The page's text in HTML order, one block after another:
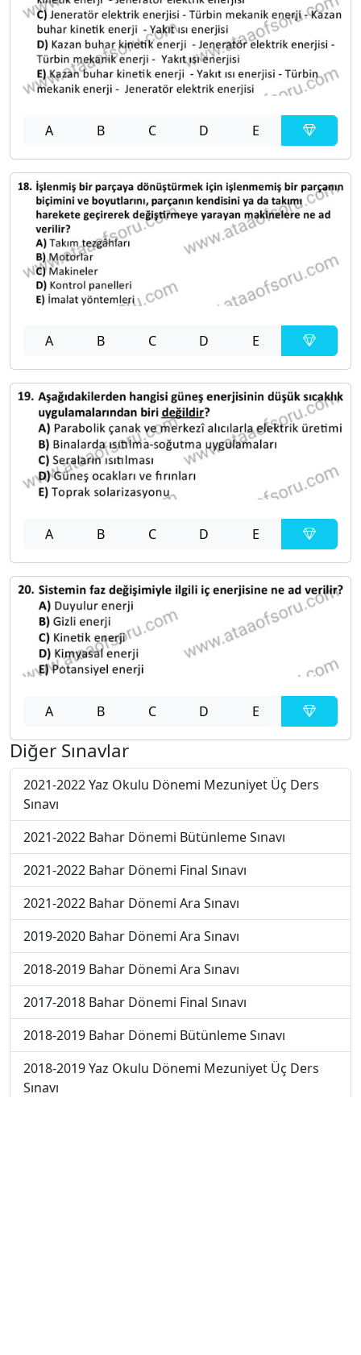
A B C D E
A B C D E
A B C D E
A B C D E
Diğer Sınavlar
2021-2022 Yaz Okulu Dönemi Mezuniyet Üç Ders
Sınavı
2021-2022 Bahar Dönemi Bütünleme Sınavı
2021-2022 Bahar Dönemi Final Sınavı
2021-2022 Bahar Dönemi Ara Sınavı
2019-2020 Bahar Dönemi Ara Sınavı
2018-2019 Bahar Dönemi Ara Sınavı
2017-2018 Bahar Dönemi Final Sınavı
2018-2019 Bahar Dönemi Bütünleme Sınavı
2018-2019 Yaz Okulu Dönemi Mezuniyet Üç Ders
Sınavı